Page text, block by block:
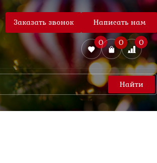
Заказать звонок Написать нам
0 0 0
Найти